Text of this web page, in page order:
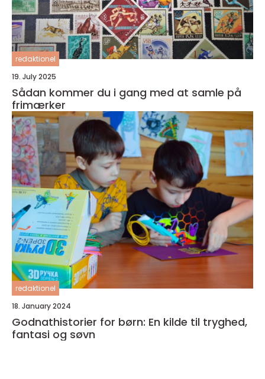
redaktionel
19. July 2025
Sådan kommer du i gang med at samle på
frimærker
redaktionel
18. January 2024
Godnathistorier for børn: En kilde til tryghed,
fantasi og søvn